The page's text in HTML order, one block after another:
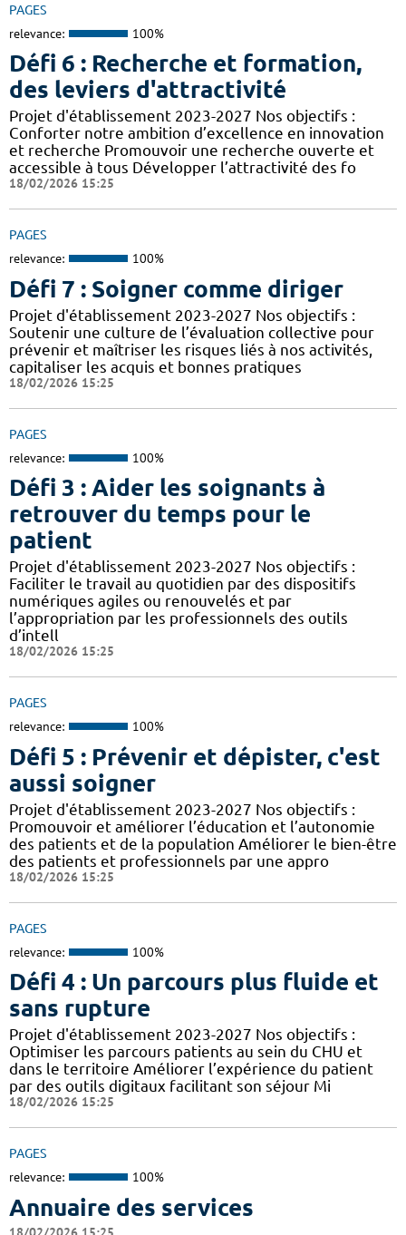
PAGES
relevance: 100%
Défi 6 : Recherche et formation,
des leviers d'attractivité
Projet d'établissement 2023-2027 Nos objectifs :
Conforter notre ambition d’excellence en innovation
et recherche Promouvoir une recherche ouverte et
accessible à tous Développer l’attractivité des fo
18/02/2026 15:25
PAGES
relevance: 100%
Défi 7 : Soigner comme diriger
Projet d'établissement 2023-2027 Nos objectifs :
Soutenir une culture de l’évaluation collective pour
prévenir et maîtriser les risques liés à nos activités,
capitaliser les acquis et bonnes pratiques
18/02/2026 15:25
PAGES
relevance: 100%
Défi 3 : Aider les soignants à
retrouver du temps pour le
patient
Projet d'établissement 2023-2027 Nos objectifs :
Faciliter le travail au quotidien par des dispositifs
numériques agiles ou renouvelés et par
l’appropriation par les professionnels des outils
d’intell
18/02/2026 15:25
PAGES
relevance: 100%
Défi 5 : Prévenir et dépister, c'est
aussi soigner
Projet d'établissement 2023-2027 Nos objectifs :
Promouvoir et améliorer l’éducation et l’autonomie
des patients et de la population Améliorer le bien-être
des patients et professionnels par une appro
18/02/2026 15:25
PAGES
relevance: 100%
Défi 4 : Un parcours plus fluide et
sans rupture
Projet d'établissement 2023-2027 Nos objectifs :
Optimiser les parcours patients au sein du CHU et
dans le territoire Améliorer l’expérience du patient
par des outils digitaux facilitant son séjour Mi
18/02/2026 15:25
PAGES
relevance: 100%
Annuaire des services